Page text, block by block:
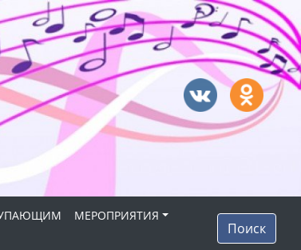
МЕРОПРИЯТИЯ
Поиск